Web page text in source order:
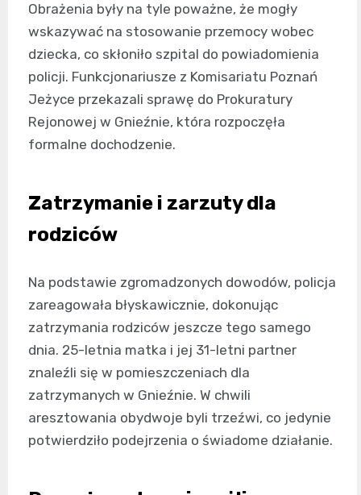
Obrażenia były na tyle poważne, że mogły
wskazywać na stosowanie przemocy wobec
dziecka, co skłoniło szpital do powiadomienia
policji. Funkcjonariusze z Komisariatu Poznań
Jeżyce przekazali sprawę do Prokuratury
Rejonowej w Gnieźnie, która rozpoczęła
formalne dochodzenie.
Zatrzymanie i zarzuty dla
rodziców
Na podstawie zgromadzonych dowodów, policja
zareagowała błyskawicznie, dokonując
zatrzymania rodziców jeszcze tego samego
dnia. 25-letnia matka i jej 31-letni partner
znaleźli się w pomieszczeniach dla
zatrzymanych w Gnieźnie. W chwili
aresztowania obydwoje byli trzeźwi, co jedynie
potwierdziło podejrzenia o świadome działanie.